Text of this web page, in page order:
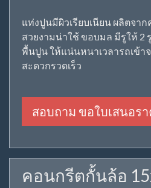
แท่งปูนมีผิวเรียบเนียน ผลิตจ
สวยงามน่าใช้ ขอบมล มีรูให้ 2
พื้นปูน ให้แน่นหนาเวลารถเข้า
สะดวกรวดเร็ว
สอบถาม ขอใบเสนอร
คอนกรีตกั้นล้อ